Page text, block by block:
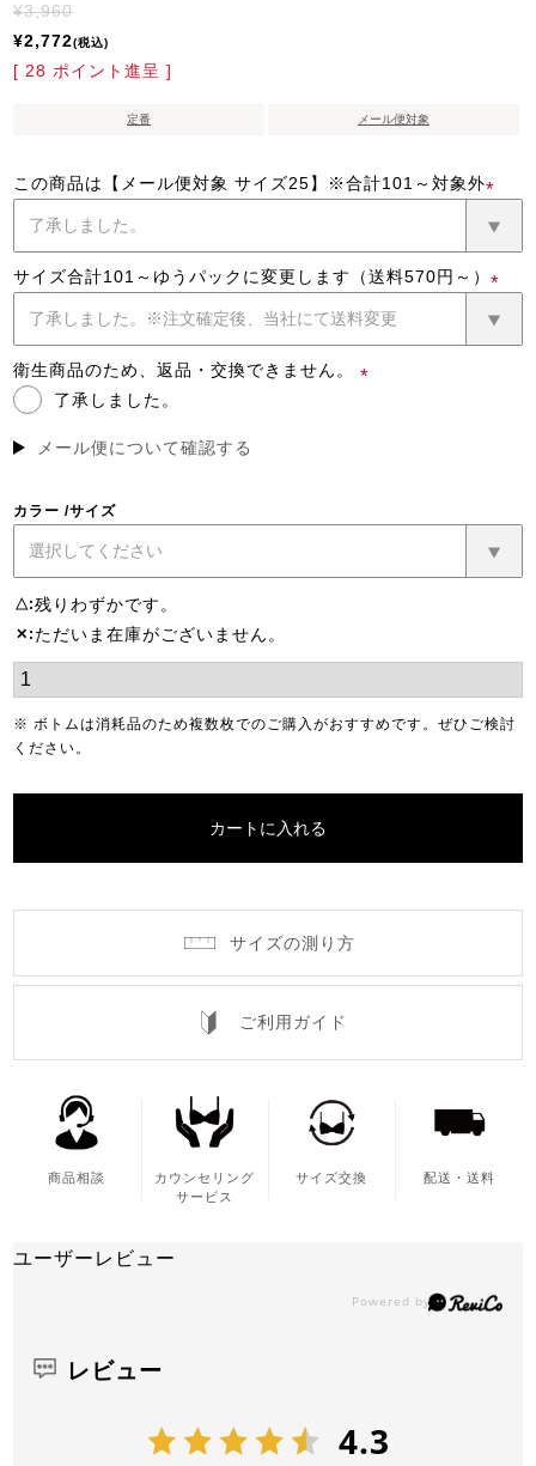
¥3,960
¥2,772 税込
[ 28 ポイント進呈 ]
定番 メール便対象
この商品は【メール便対象 サイズ25】※合計101～対象外
(必
須)
サイズ合計101～ゆうパックに変更します（送料570円～）
(必
須)
衛生商品のため、返品・交換できません。
了承しました。
メール便について確認する
カラー サイズ
△ 残りわずかです。
✕ ただいま在庫がございません。
※ ボトムは消耗品のため複数枚でのご購入がおすすめです。ぜひご検討
ください。
カートに入れる
サイズの測り方
ご利用ガイド
商品相談
カウンセリング
サービス
サイズ交換 配送・送料
ユーザーレビュー
レビュー
4.3